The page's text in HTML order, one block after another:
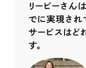
サービス紹介
一過性の広告に頼らず、
を残す資産型DX支援を
ブランディン
制作実績
リーピーさん
でに実現され
サービスはど
す。